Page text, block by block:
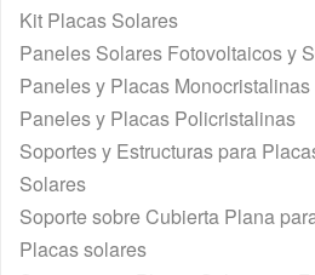
Kit Placas Solares
Paneles Solares Fotovoltaicos y
Paneles y Placas Monocristalinas
Paneles y Placas Policristalinas
Soportes y Estructuras para
Solares
Soporte sobre Cubierta Plana
Placas solares